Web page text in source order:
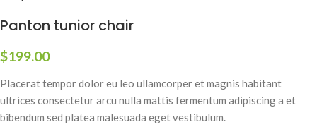
Panton tunior chair
$199.00
Placerat tempor dolor eu leo ullamcorper et magnis habitant
ultrices consectetur arcu nulla mattis fermentum adipiscing a et
bibendum sed platea malesuada eget vestibulum.